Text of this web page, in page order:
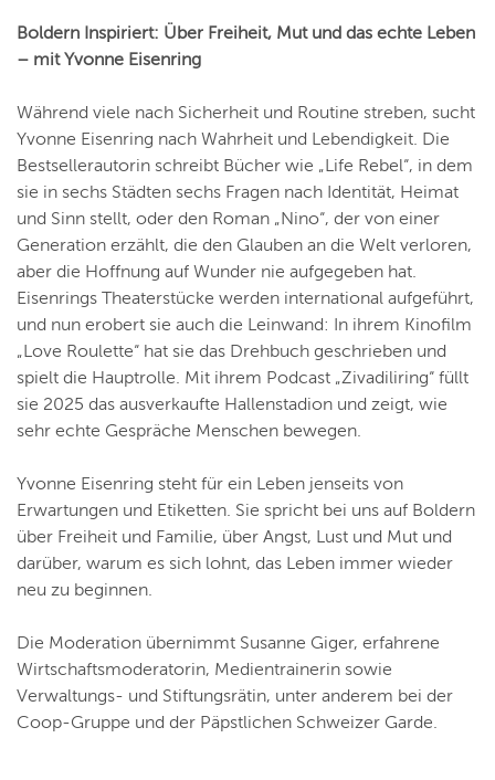
Boldern Inspiriert: Über Freiheit, Mut und das echte Leben
– mit Yvonne Eisenring
Während viele nach Sicherheit und Routine streben, sucht
Yvonne Eisenring nach Wahrheit und Lebendigkeit. Die
Bestsellerautorin schreibt Bücher wie „Life Rebel“, in dem
sie in sechs Städten sechs Fragen nach Identität, Heimat
und Sinn stellt, oder den Roman „Nino“, der von einer
Generation erzählt, die den Glauben an die Welt verloren,
aber die Hoffnung auf Wunder nie aufgegeben hat.
Eisenrings Theaterstücke werden international aufgeführt,
und nun erobert sie auch die Leinwand: In ihrem Kinofilm
„Love Roulette“ hat sie das Drehbuch geschrieben und
spielt die Hauptrolle. Mit ihrem Podcast „Zivadiliring“ füllt
sie 2025 das ausverkaufte Hallenstadion und zeigt, wie
sehr echte Gespräche Menschen bewegen.
Yvonne Eisenring steht für ein Leben jenseits von
Erwartungen und Etiketten. Sie spricht bei uns auf Boldern
über Freiheit und Familie, über Angst, Lust und Mut und
darüber, warum es sich lohnt, das Leben immer wieder
neu zu beginnen.
Die Moderation übernimmt Susanne Giger, erfahrene
Wirtschaftsmoderatorin, Medientrainerin sowie
Verwaltungs- und Stiftungsrätin, unter anderem bei der
Coop-Gruppe und der Päpstlichen Schweizer Garde.